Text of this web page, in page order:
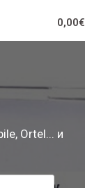
0,00€
Ortel... и